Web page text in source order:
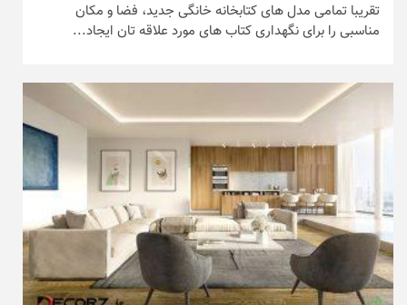
تقریبا تمامی مدل های کتابخانه خانگی جدید، فضا و مکان
مناسبی را برای نگهداری کتاب های مورد علاقه تان ایجاد...